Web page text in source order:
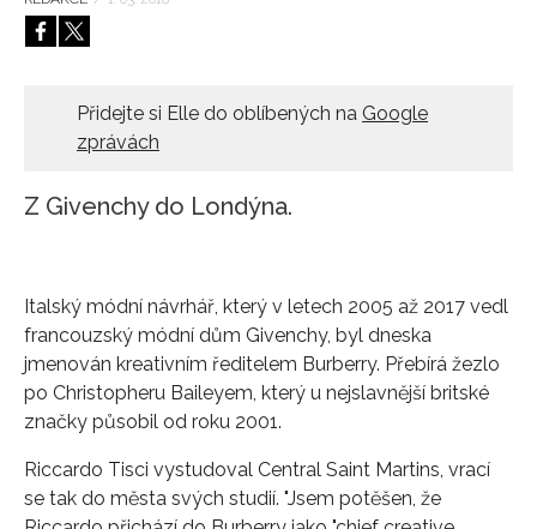
HOME
Přidejte si Elle do oblíbených na Google
zprávách
Z Givenchy do Londýna.
Italský módní návrhář, který v letech 2005 až 2017 vedl
francouzský módní dům Givenchy, byl dneska
jmenován kreativním ředitelem Burberry. Přebírá žezlo
po Christopheru Baileyem, který u nejslavnější britské
značky působil od roku 2001.
Riccardo Tisci vystudoval Central Saint Martins, vrací
se tak do města svých studií. "Jsem potěšen, že